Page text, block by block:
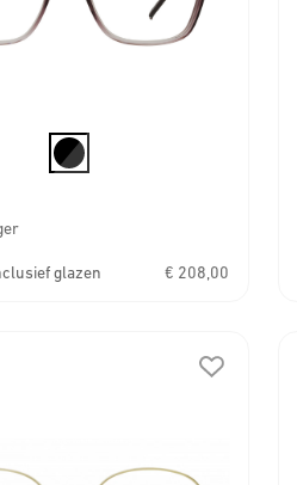
glazen € 208,00